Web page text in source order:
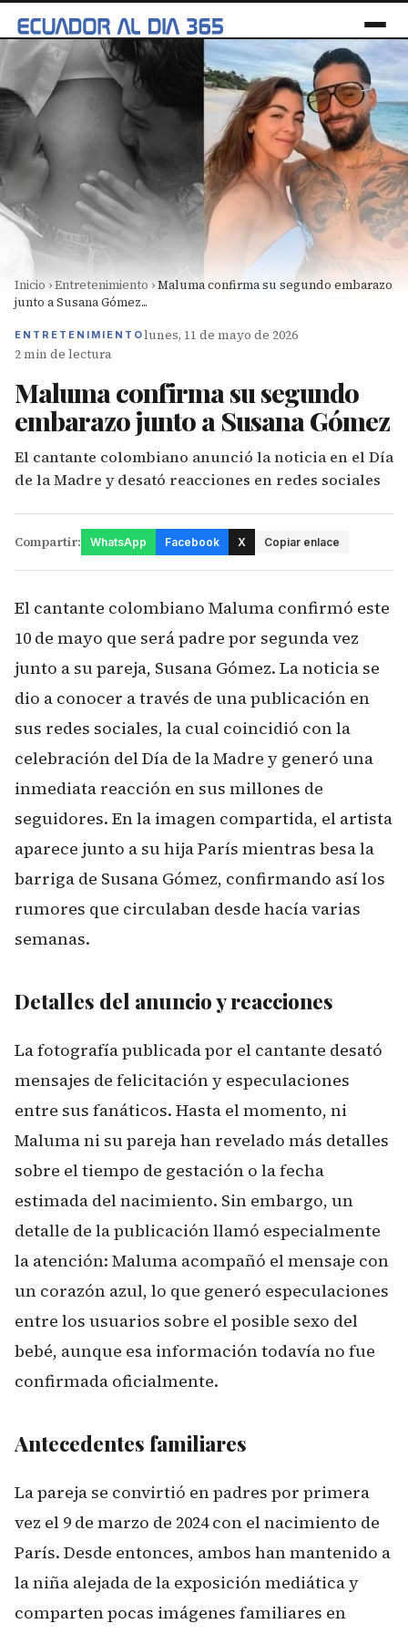
Inicio ›Entretenimiento ›Maluma confirma su segundo embarazo
junto a Susana Gómez...
ENTRETENIMIENTOlunes, 11 de mayo de 2026
2 min de lectura
Maluma confirma su segundo
embarazo junto a Susana Gómez
El cantante colombiano anunció la noticia en el Día
de la Madre y desató reacciones en redes sociales
Compartir: WhatsApp Facebook X Copiar enlace
El cantante colombiano Maluma confirmó este
10 de mayo que será padre por segunda vez
junto a su pareja, Susana Gómez. La noticia se
dio a conocer a través de una publicación en
sus redes sociales, la cual coincidió con la
celebración del Día de la Madre y generó una
inmediata reacción en sus millones de
seguidores. En la imagen compartida, el artista
aparece junto a su hija París mientras besa la
barriga de Susana Gómez, confirmando así los
rumores que circulaban desde hacía varias
semanas.
Detalles del anuncio y reacciones
La fotografía publicada por el cantante desató
mensajes de felicitación y especulaciones
entre sus fanáticos. Hasta el momento, ni
Maluma ni su pareja han revelado más detalles
sobre el tiempo de gestación o la fecha
estimada del nacimiento. Sin embargo, un
detalle de la publicación llamó especialmente
la atención: Maluma acompañó el mensaje con
un corazón azul, lo que generó especulaciones
entre los usuarios sobre el posible sexo del
bebé, aunque esa información todavía no fue
confirmada oficialmente.
Antecedentes familiares
La pareja se convirtió en padres por primera
vez el 9 de marzo de 2024 con el nacimiento de
París. Desde entonces, ambos han mantenido a
la niña alejada de la exposición mediática y
comparten pocas imágenes familiares en